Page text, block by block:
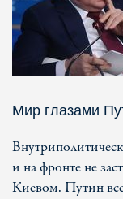
Мир глазами
и на фронте не
Киевом. Путин